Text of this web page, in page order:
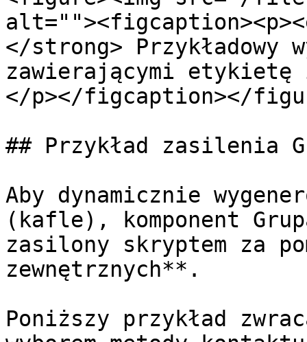
</strong> Przykładowy
zawierającymi etykietę i
</p></figcaption></
## Przykład zasilenia
Aby dynamicznie
(kafle), komponent
zasilony skryptem za
zewnętrznych**.
Poniższy przykład